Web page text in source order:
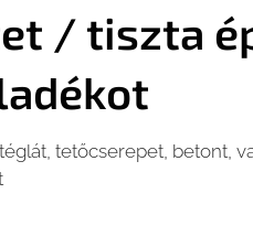
/ tiszta
tetőcserepet, betont,